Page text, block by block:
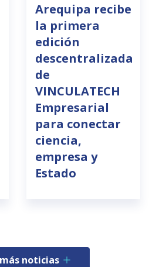
Arequipa recibe
la primera
edición
descentralizada
de
VINCULATECH
Empresarial
para conectar
ciencia,
empresa y
Estado
noticias